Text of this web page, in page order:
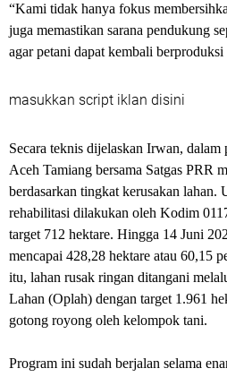
“Kami tidak hanya fokus
juga memastikan sarana pendukung
agar petani dapat kembali
masukkan script iklan disini
Secara teknis dijelaskan Irwan, dalam
Aceh Tamiang bersama Satgas PRR
berdasarkan tingkat kerusakan lahan.
rehabilitasi dilakukan oleh Kodim
target 712 hektare. Hingga 14 Juni
mencapai 428,28 hektare atau 60,15
itu, lahan rusak ringan ditangani
Lahan (Oplah) dengan target 1.961
gotong royong oleh kelompok tani.
Program ini sudah berjalan selama